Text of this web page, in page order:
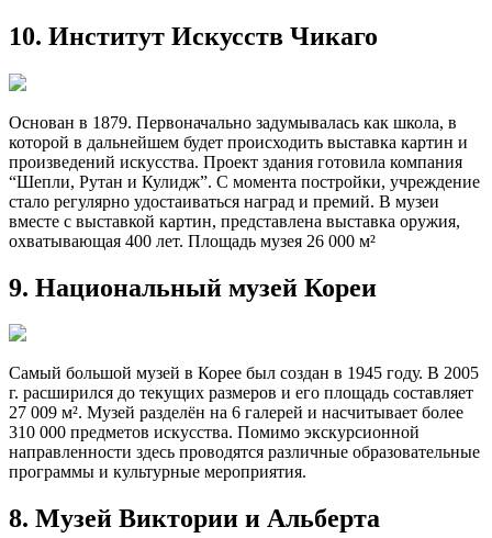
10. Институт Искусств Чикаго
Основан в 1879. Первоначально задумывалась как школа, в
которой в дальнейшем будет происходить выставка картин и
произведений искусства. Проект здания готовила компания
“Шепли, Рутан и Кулидж”. С момента постройки, учреждение
стало регулярно удостаиваться наград и премий. В музеи
вместе с выставкой картин, представлена выставка оружия,
охватывающая 400 лет. Площадь музея 26 000 м²
9. Национальный музей Кореи
Самый большой музей в Корее был создан в 1945 году. В 2005
г. расширился до текущих размеров и его площадь составляет
27 009 м². Музей разделён на 6 галерей и насчитывает более
310 000 предметов искусства. Помимо экскурсионной
направленности здесь проводятся различные образовательные
программы и культурные мероприятия.
8. Музей Виктории и Альберта